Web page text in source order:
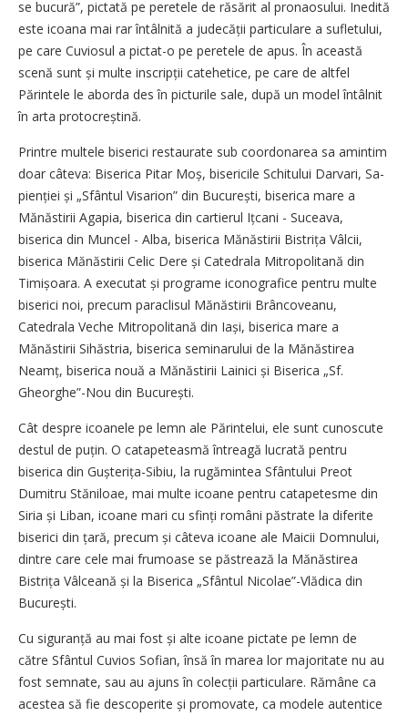
se bucură”, pictată pe peretele de răsărit al pronaosului. Inedită
este icoana mai rar întâlnită a judecății particulare a sufletului,
pe care Cuviosul a pictat-o pe peretele de apus. În această
scenă sunt și multe inscripții catehetice, pe care de altfel
Părintele le aborda des în picturile sale, după un model întâlnit
în arta protocreștină.
Printre multele biserici restaurate sub coordonarea sa amintim
doar câteva: Biserica Pitar Moș, bisericile Schitului Darvari, Sa­
pienției și „Sfântul Visarion” din București, biserica mare a
Mănăstirii Agapia, biserica din cartierul Ițcani - Suceava,
biserica din Muncel - Alba, biserica Mănăstirii Bistrița Vâlcii,
biserica Mănăstirii Celic Dere și Catedrala Mitropolitană din
Timișoara. A executat și programe iconografice pentru multe
biserici noi, precum paraclisul Mănăstirii Brâncoveanu,
Catedrala Veche Mitropolitană din Iași, biserica mare a
Mănăstirii Sihăstria, biserica seminarului de la Mănăstirea
Neamț, biserica nouă a Mănăstirii Lainici și Biserica „Sf.
Gheorghe”-Nou din București.
Cât despre icoanele pe lemn ale Părintelui, ele sunt cunoscute
destul de puțin. O catapeteasmă întreagă lucrată pentru
biserica din Gușterița-Sibiu, la rugămintea Sfântului Preot
Dumitru Stăniloae, mai multe icoane pentru catapetesme din
Siria și Liban, icoane mari cu sfinți români păstrate la diferite
biserici din țară, precum și câteva icoane ale Maicii Domnului,
dintre care cele mai frumoase se păstrează la Mănăstirea
Bistrița Vâlceană și la Biserica „Sfântul Nicolae”-Vlădica din
București.
Cu siguranță au mai fost și alte icoane pictate pe lemn de
către Sfântul Cuvios Sofian, însă în marea lor majoritate nu au
fost semnate, sau au ajuns în colecții particulare. Rămâne ca
acestea să fie descoperite și promovate, ca modele autentice